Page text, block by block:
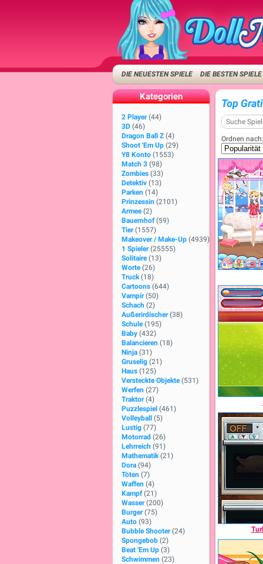
DIE NEUESTEN SPIELE DIE BESTEN SPIELE
Kategorien
2 Player (44)
3D (46)
Dragon Ball Z (4)
Shoot 'Em Up (29)
Y8 Konto (1553)
Match 3 (98)
Zombies (33)
Detektiv (13)
Parken (14)
Prinzessin (2101)
Armee (2)
Bauernhof (59)
Tier (1557)
Makeover / Make-Up (4939)
1 Spieler (25555)
Solitaire (13)
Worte (26)
Truck (18)
Cartoons (644)
Vampir (50)
Schach (2)
Außerirdischer (38)
Schule (195)
Baby (432)
Balancieren (18)
Ninja (31)
Gruselig (21)
Haus (125)
Versteckte Objekte (531)
Werfen (27)
Traktor (4)
Puzzlespiel (461)
Volleyball
(5)
Lustig (77)
Motorrad (26)
Lehrreich (91)
Mathematik (21)
Dora (94)
Töten (7)
Waffen (4)
Kampf (21)
Wasser (200)
Burger (75)
Auto (93)
Bubble Shooter (24)
Spongebob (2)
Beat 'Em Up (3)
Schwimmen (23)
Top
Ordnen nach: